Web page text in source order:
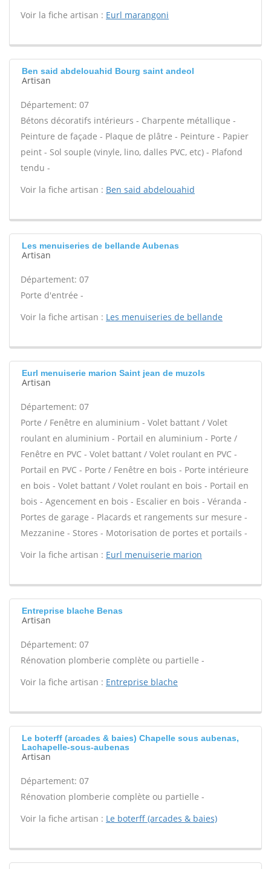
Voir la fiche artisan : Eurl marangoni
Ben said abdelouahid Bourg saint andeol
Artisan
Département: 07
Bétons décoratifs intérieurs - Charpente métallique -
Peinture de façade - Plaque de plâtre - Peinture - Papier
peint - Sol souple (vinyle, lino, dalles PVC, etc) - Plafond
tendu -
Voir la fiche artisan : Ben said abdelouahid
Les menuiseries de bellande Aubenas
Artisan
Département: 07
Porte d'entrée -
Voir la fiche artisan : Les menuiseries de bellande
Eurl menuiserie marion Saint jean de muzols
Artisan
Département: 07
Porte / Fenêtre en aluminium - Volet battant / Volet
roulant en aluminium - Portail en aluminium - Porte /
Fenêtre en PVC - Volet battant / Volet roulant en PVC -
Portail en PVC - Porte / Fenêtre en bois - Porte intérieure
en bois - Volet battant / Volet roulant en bois - Portail en
bois - Agencement en bois - Escalier en bois - Véranda -
Portes de garage - Placards et rangements sur mesure -
Mezzanine - Stores - Motorisation de portes et portails -
Voir la fiche artisan : Eurl menuiserie marion
Entreprise blache Benas
Artisan
Département: 07
Rénovation plomberie complète ou partielle -
Voir la fiche artisan : Entreprise blache
Le boterff (arcades & baies) Chapelle sous aubenas,
Lachapelle-sous-aubenas
Artisan
Département: 07
Rénovation plomberie complète ou partielle -
Voir la fiche artisan : Le boterff (arcades & baies)